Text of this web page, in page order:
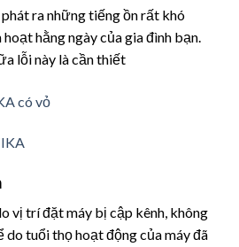
ra những tiếng ồn rất khó
hằng ngày của gia đình bạn.
lỗi này là cần thiết
vị trí đặt máy bị cập kênh, không
do tuổi thọ hoạt động của máy đã